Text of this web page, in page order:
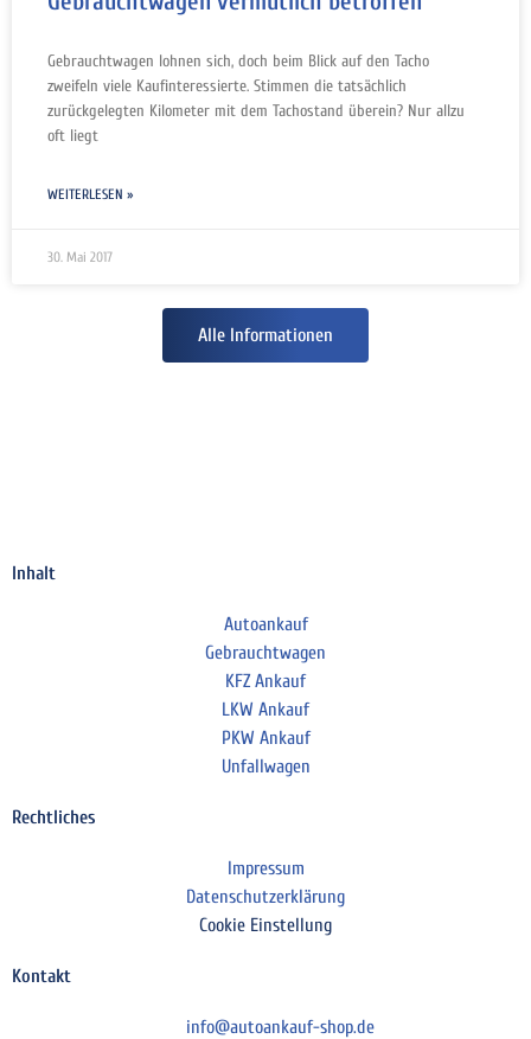
Gebrauchtwagen lohnen sich, doch beim Blick auf den Tacho
zweifeln viele Kaufinteressierte. Stimmen die tatsächlich
zurückgelegten Kilometer mit dem Tachostand überein? Nur allzu
oft liegt
WEITERLESEN »
30. Mai 2017
Alle Informationen
Inhalt
Autoankauf
Gebrauchtwagen
KFZ Ankauf
LKW Ankauf
PKW Ankauf
Unfallwagen
Rechtliches
Impressum
Datenschutzerklärung
Cookie Einstellung
Kontakt
info@autoankauf-shop.de